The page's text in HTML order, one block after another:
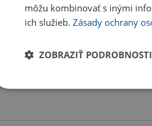
môžu kombinovať s inými
ich služieb. Zásady ochrany
ZOBRAZIŤ PODROBNOSTI